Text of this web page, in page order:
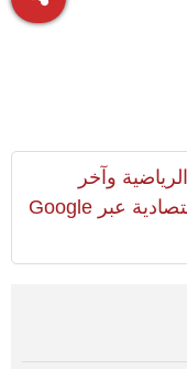
وآخر
المستجدات السياسية والإقتصادية عبر Google